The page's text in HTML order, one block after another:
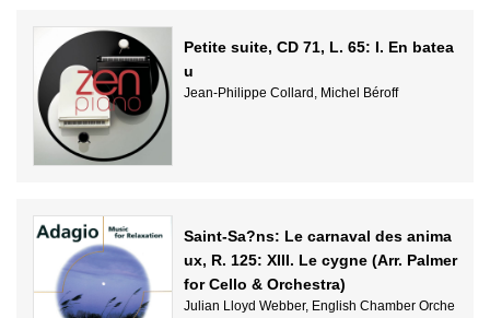
Petite suite, CD 71, L. 65: I. En batea
u
Jean-Philippe Collard, Michel Béroff
Saint-Sa?ns: Le carnaval des anima
ux, R. 125: XIII. Le cygne (Arr. Palmer
for Cello & Orchestra)
Julian Lloyd Webber, English Chamber Orche